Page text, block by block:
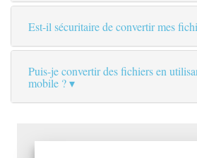
Est-il sécuritaire de convertir mes
Puis-je convertir des fichiers en
mobile ?